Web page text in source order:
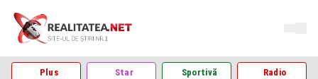
Plus Star Sportivă Radio